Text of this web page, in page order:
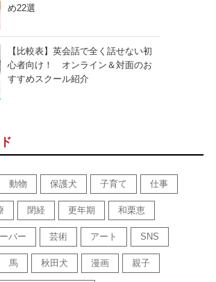
め22選
【比較表】英会話で全く話せない初
心者向け！ オンライン＆対面のお
すすめスクール紹介
動物 保護犬 子育て 仕事
閉経 更年期 和栗恵
バー 芸術 アート SNS
馬 秋田犬 漫画 親子